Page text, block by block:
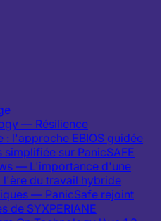
— Résilience
: l'approche EBIOS guidée
sur PanicSAFE
— L'importance d'une
l'ère du travail hybride
— PanicSafe rejoint
de SYXPERIANE